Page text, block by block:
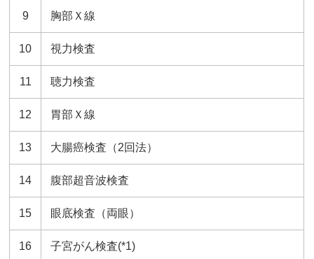
9 胸部Ｘ線
10 視力検査
11 聴力検査
12 胃部Ｘ線
13 大腸癌検査（2回法）
14 腹部超音波検査
15 眼底検査（両眼）
16 子宮がん検査(*1)